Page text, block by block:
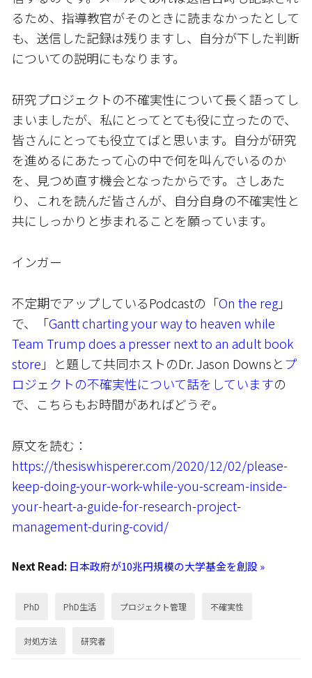
るため、指導教官がそのときに読まなかったとして
も、送信した記録は残りますし、自分が下した判断
についての説明にもなります。
研究プロジェクトの不確実性について長く語ってし
まいましたが、私にとってとても役に立ったので、
皆さんにとっても役立てばと思います。自分が研究
を進めるにあたって心の中で何を叫んでいるのか
を、見つめ直す機会となったからです。さしあた
り、これを読んだ皆さんが、自分自身の不確実性と
共にしっかりと歩まれることを願っています。
インガー
不定期でアップしているPodcastの「On the reg」
で、「Gantt charting your way to heaven while
Team Trump does a presser next to an adult book
store 」と題して共同ホストのDr. Jason Downsとプ
ロジェクトの不確実性について話をしていますの
で、こちらもお時間があればどうぞ。
原文を読む：
https://thesiswhisperer.com/2020/12/02/please-
keep-doing-your-work-while-you-scream-inside-
your-heart-a-guide-for-research-project-
management-during-covid/
Next Read: 日本政府が10兆円規模の大学基金を創設 »
PhD PhD生活 プロジェクト管理 不確実性
対処方法 研究者